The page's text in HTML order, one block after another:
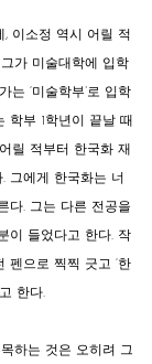
이소정 역시 어릴 적
가 미술대학에 입학
는 ‘미술학부’로 입학
학부 1학년이 끝날 때
릴 적부터 한국화 재
그에게 한국화는 너
다. 그는 다른 전공을
이 들었다고 한다. 작
펜으로 찍찍 긋고 ‘한
한다.
하는 것은 오히려 그